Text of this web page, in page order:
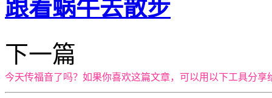
跟着蜗牛去散步
下一篇
今天传福音了吗？如果你喜欢这篇文章，可以用以下工具分享